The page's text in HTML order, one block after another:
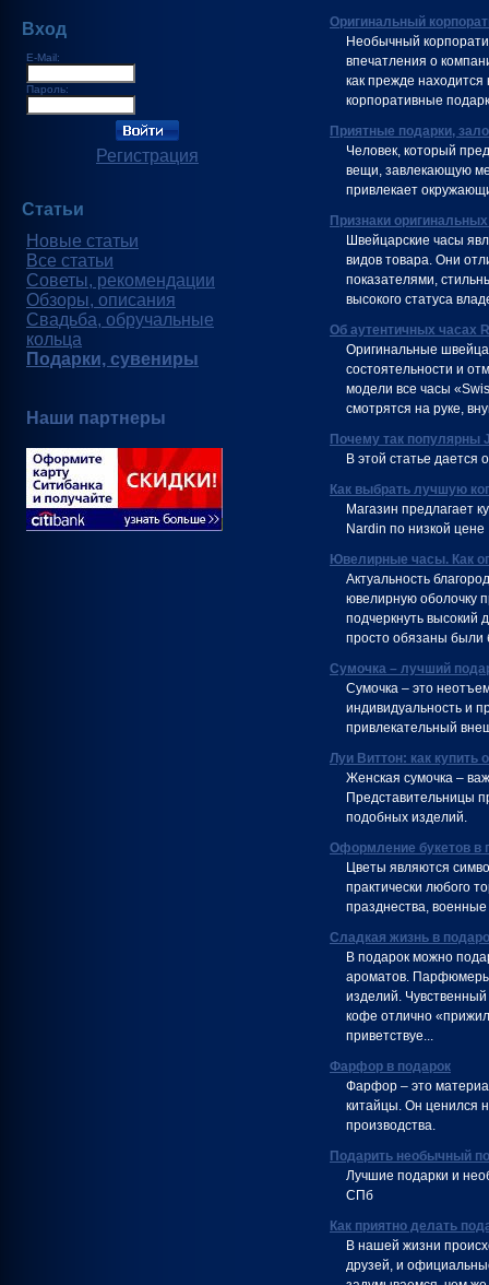
Вход
E-Mail:
Пароль:
Регистрация
Статьи
Новые статьи
Все статьи
Советы, рекомендации
Обзоры, описания
Свадьба, обручальные
кольца
Подарки, сувениры
Наши партнеры
Оригинальный
Необычный
впечатления о
как прежде
корпоративные
Приятные подарки,
Человек, который
вещи, завлекающую
привлекает
Признаки
Швейцарские часы
видов товара. Они
показателями,
высокого статуса
Об аутентичных часах
Оригинальные
состоятельности и
модели все часы
смотрятся на руке,
Почему так популярны
В этой статье дается
Как выбрать лучшую
Магазин предлагает
Nardin по низкой цене
Ювелирные часы. Как
Актуальность
ювелирную оболочку
подчеркнуть высокий
просто обязаны были
Сумочка – лучший
Сумочка – это
индивидуальность и
привлекательный
Луи Виттон: как купить
Женская сумочка –
Представительницы
подобных изделий.
Оформление букетов в
Цветы являются
практически любого
празднества,
Сладкая жизнь в
В подарок можно
ароматов. Парфюмеры
изделий.
кофе отлично
приветствуе...
Фарфор в подарок
Фарфор – это
китайцы. Он ценился
производства.
Подарить необычный
Лучшие подарки и
СПб
Как приятно делать
В нашей жизни
друзей, и